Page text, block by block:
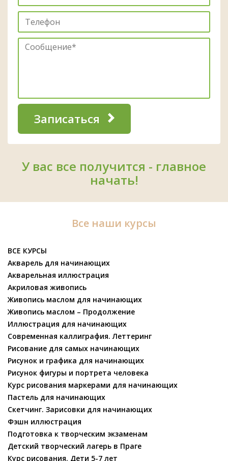
Записаться
У вас все получится - главное
начать!
Все наши курсы
ВСЕ КУРСЫ
Акварель для начинающих
Акварельная иллюстрация
Акриловая живопись
Живопись маслом для начинающих
Живопись маслом – Продолжение
Иллюстрация для начинающих
Современная каллиграфия. Леттеринг
Рисование для самых начинающих
Рисунок и графика для начинающих
Рисунок фигуры и портрета человека
Курс рисования маркерами для начинающих
Пастель для начинающих
Скетчинг. Зарисовки для начинающих
Фэшн иллюстрация
Подготовка к творческим экзаменам
Детский творческий лагерь в Праге
Курс рисования. Дети 5-7 лет